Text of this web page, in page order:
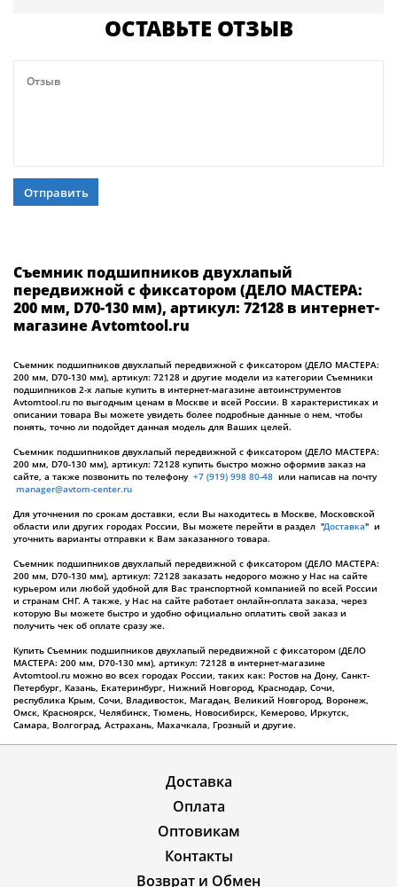
ОСТАВЬТЕ ОТЗЫВ
Отправить
Съемник подшипников двухлапый
передвижной с фиксатором (ДЕЛО МАСТЕРА:
200 мм, D70-130 мм), артикул: 72128 в интернет-
магазине Avtomtool.ru
Съемник подшипников двухлапый передвижной с фиксатором (ДЕЛО МАСТЕРА:
200 мм, D70-130 мм), артикул: 72128 и другие модели из категории Съемники
подшипников 2-х лапые купить в интернет-магазине автоинструментов
Avtomtool.ru по выгодным ценам в Москве и всей России. В характеристиках и
описании товара Вы можете увидеть более подробные данные о нем, чтобы
понять, точно ли подойдет данная модель для Ваших целей.
Съемник подшипников двухлапый передвижной с фиксатором (ДЕЛО МАСТЕРА:
200 мм, D70-130 мм), артикул: 72128 купить быстро можно оформив заказ на
сайте, а также позвонить по телефону +7 (919) 998 80-48 или написав на почту
manager@avtom-center.ru
Для уточнения по срокам доставки, если Вы находитесь в Москве, Московской
области или других городах России, Вы можете перейти в раздел "Доставка" и
уточнить варианты отправки к Вам заказанного товара.
Съемник подшипников двухлапый передвижной с фиксатором (ДЕЛО МАСТЕРА:
200 мм, D70-130 мм), артикул: 72128 заказать недорого можно у Нас на сайте
курьером или любой удобной для Вас транспортной компанией по всей России
и странам СНГ. А также, у Нас на сайте работает онлайн-оплата заказа, через
которую Вы можете быстро и удобно официально оплатить свой заказ и
получить чек об оплате сразу же.
Купить Съемник подшипников двухлапый передвижной с фиксатором (ДЕЛО
МАСТЕРА: 200 мм, D70-130 мм), артикул: 72128 в интернет-магазине
Avtomtool.ru можно во всех городах России, таких как: Ростов на Дону, Санкт-
Петербург, Казань, Екатеринбург, Нижний Новгород, Краснодар, Сочи,
республика Крым, Сочи, Владивосток, Магадан, Великий Новгород, Воронеж,
Омск, Красноярск, Челябинск, Тюмень, Новосибирск, Кемерово, Иркутск,
Самара, Волгоград, Астрахань, Махачкала, Грозный и другие.
Доставка
Оплата
Оптовикам
Контакты
Возврат и Обмен